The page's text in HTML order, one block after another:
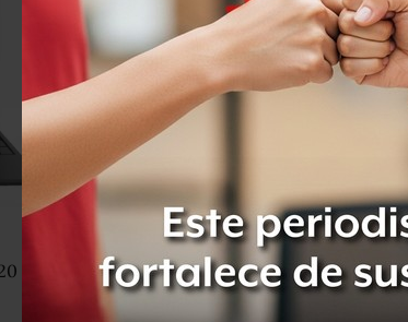
años pide apoyo para buscar el paradero de su